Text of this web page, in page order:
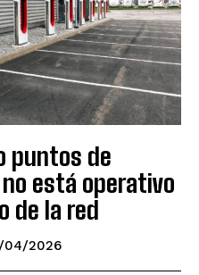
puntos de
está operativo
de la red
04/2026